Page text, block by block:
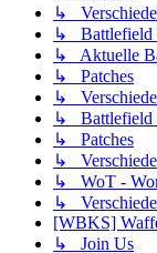
↳
↳ Battlefield
↳ Aktuelle
↳ Patches
↳
↳ Battlefield
↳ Patches
↳
↳ WoT -
↳
[WBKS]
↳ Join Us